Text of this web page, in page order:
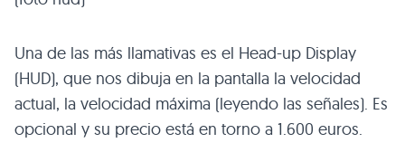
Una de las más llamativas es el Head-up Display
(HUD), que nos dibuja en la pantalla la velocidad
actual, la velocidad máxima (leyendo las señales). Es
opcional y su precio está en torno a 1.600 euros.